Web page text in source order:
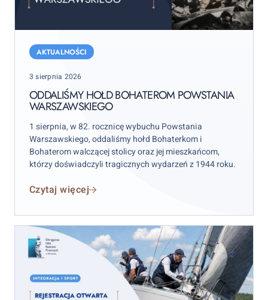
hołd
Powstania
Warszawskiego
AKTUALNOŚCI
Posted
3 sierpnia 2026
ODDALIŚMY HOŁD BOHATEROM POWSTANIA
WARSZAWSKIEGO
1 sierpnia, w 82. rocznicę wybuchu Powstania
Warszawskiego, oddaliśmy hołd Bohaterkom i
Bohaterom walczącej stolicy oraz jej mieszkańcom,
którzy doświadczyli tragicznych wydarzeń z 1944 roku.
Czytaj więcej